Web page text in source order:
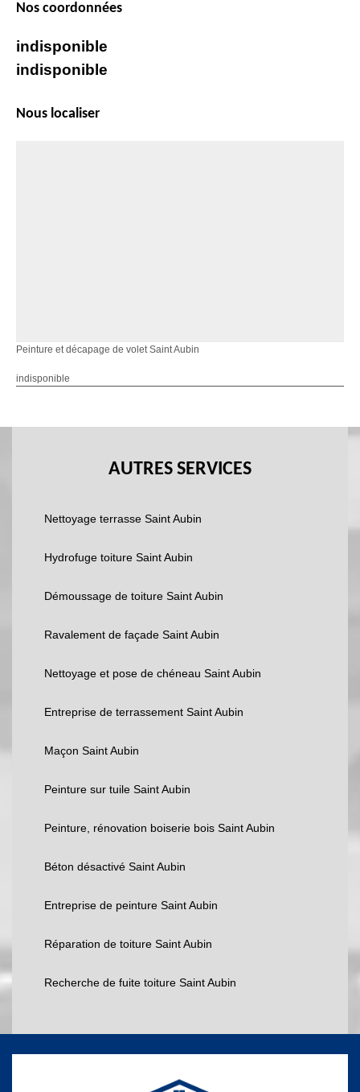
Nos coordonnées
indisponible
indisponible
Nous localiser
Peinture et décapage de volet Saint Aubin
indisponible
AUTRES SERVICES
Nettoyage terrasse Saint Aubin
Hydrofuge toiture Saint Aubin
Démoussage de toiture Saint Aubin
Ravalement de façade Saint Aubin
Nettoyage et pose de chéneau Saint Aubin
Entreprise de terrassement Saint Aubin
Maçon Saint Aubin
Peinture sur tuile Saint Aubin
Peinture, rénovation boiserie bois Saint Aubin
Béton désactivé Saint Aubin
Entreprise de peinture Saint Aubin
Réparation de toiture Saint Aubin
Recherche de fuite toiture Saint Aubin